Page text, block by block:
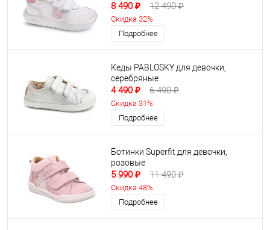
8 490 ₽ 12 490 ₽
Скидка 32%
Подробнее
Кеды PABLOSKY для девочки,
серебряные
4 490 ₽ 6 490 ₽
Скидка 31%
Подробнее
Ботинки Superfit для девочки,
розовые
5 990 ₽ 11 490 ₽
Скидка 48%
Подробнее